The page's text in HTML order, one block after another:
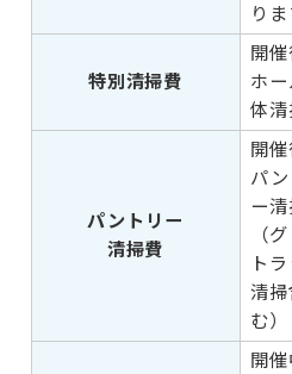
り
特別清掃費
開
ホ
体清
パントリー
清掃費
開
パン
ー清
（
ト
清掃
む）
開